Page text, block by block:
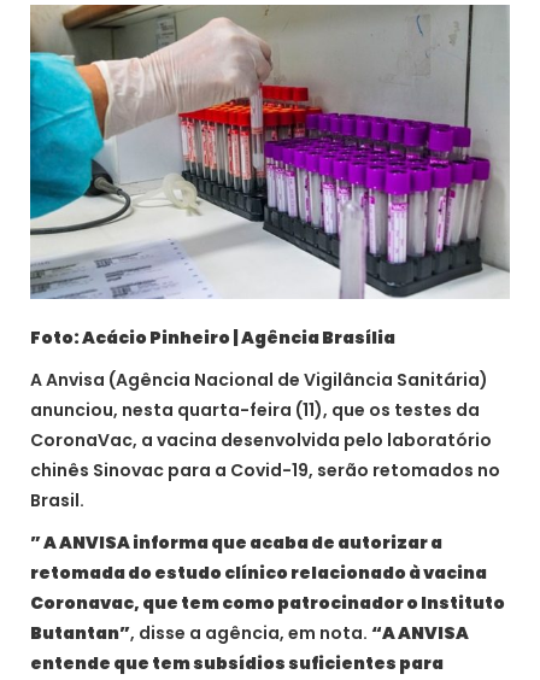
Foto: Acácio Pinheiro | Agência Brasília
A Anvisa (Agência Nacional de Vigilância Sanitária)
anunciou, nesta quarta-feira (11), que os testes da
CoronaVac, a vacina desenvolvida pelo laboratório
chinês Sinovac para a Covid-19, serão retomados no
Brasil.
” A ANVISA informa que acaba de autorizar a
retomada do estudo clínico relacionado à vacina
Coronavac, que tem como patrocinador o Instituto
Butantan”, disse a agência, em nota. “A ANVISA
entende que tem subsídios suficientes para